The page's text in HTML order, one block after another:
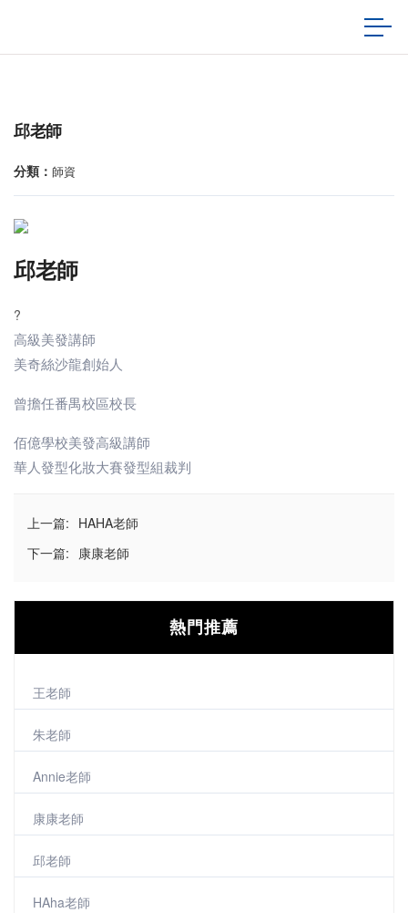
邱老師
分類： 師資
邱老師
?
高級美發講師
美奇絲沙龍創始人
曾擔任番禺校區校長
佰億學校美發高級講師
華人發型化妝大賽發型組裁判
上一篇: HAHA老師
下一篇: 康康老師
熱門推薦
王老師
朱老師
Annie老師
康康老師
邱老師
HAha老師